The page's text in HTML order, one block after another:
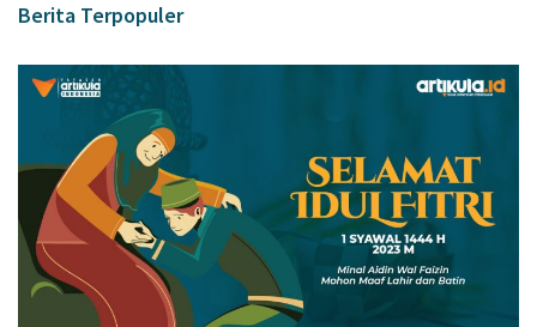
Berita Terpopuler